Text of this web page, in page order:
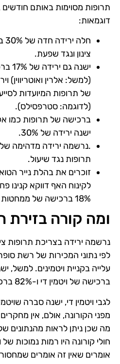
דוגמאות:
צינון ונגד שפעת.
של תרופות המיועדות
(לדוגמה: סטרפסילס).
ברכישה של תרופות כמו
ישנה ירידה של 30%.
תרופות נגד שיעול.
זוכרים את בהלת נייר
לקינוח האף דווקא קנינו
18% ברכישה של ממחטות נייר.
ומה קורה בזירת
נרשמה ירידה בצריכת תרופות
לפי נתוני המכירות של רשת
ברכישה של ויטמין די ו-82% ברכישה של ויטמין סי.
מפני הקורונה, אולם, אין
מה שכן ניתן לראות מהנתונים
חולי קורונה היו רמות נמוכות
אומרים שאין זה אומרים שמחסור